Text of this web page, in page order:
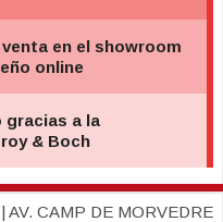
CAMP DE MORVEDRE